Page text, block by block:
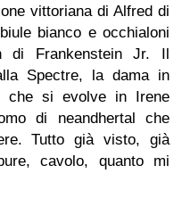
vittoriana di Alfred di
bianco e occhialoni
di Frankenstein Jr. Il
Spectre, la dama in
che si evolve in Irene
di neandhertal che
Tutto già visto, già
cavolo, quanto mi